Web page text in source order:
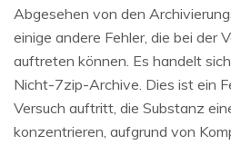
Abgesehen von den
einige andere Fehler, die bei der
auftreten können. Es handelt
Nicht-7zip-Archive. Dies ist ein
Versuch auftritt, die Substanz
konzentrieren, aufgrund von